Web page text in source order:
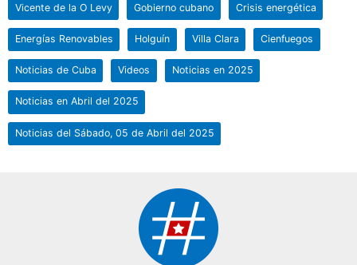
Vicente de la O Levy Gobierno cubano Crisis energética
Energías Renovables Holguín Villa Clara Cienfuegos
Noticias de Cuba Videos Noticias en 2025
Noticias en Abril del 2025
Noticias del Sábado, 05 de Abril del 2025